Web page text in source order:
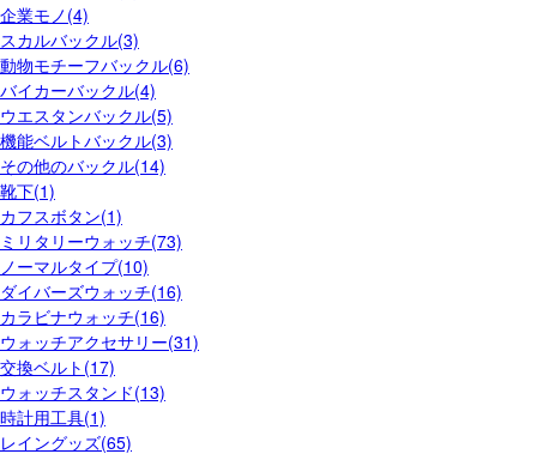
企業モノ(4)
スカルバックル(3)
動物モチーフバックル(6)
バイカーバックル(4)
ウエスタンバックル(5)
機能ベルトバックル(3)
その他のバックル(14)
靴下(1)
カフスボタン(1)
ミリタリーウォッチ(73)
ノーマルタイプ(10)
ダイバーズウォッチ(16)
カラビナウォッチ(16)
ウォッチアクセサリー(31)
交換ベルト(17)
ウォッチスタンド(13)
時計用工具(1)
レイングッズ(65)